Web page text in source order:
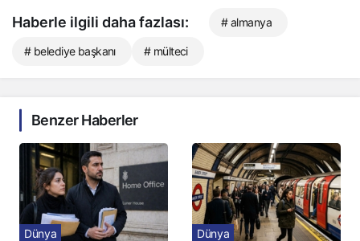
Haberle ilgili daha fazlası: # almanya
# belediye başkanı # mülteci
Benzer Haberler
Dünya Dünya